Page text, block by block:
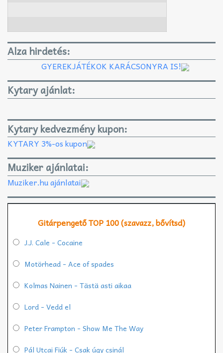
Alza hirdetés:
GYEREKJÁTÉKOK KARÁCSONYRA IS!
Kytary ajánlat:
Kytary kedvezmény kupon:
KYTARY 3%-os kupon
Muziker ajánlatai:
Muziker.hu ajánlatai
Gitárpengető TOP 100 (szavazz, bővítsd)
J.J. Cale - Cocaine
Motörhead - Ace of spades
Kolmas Nainen - Tästä asti aikaa
Lord - Vedd el
Peter Frampton - Show Me The Way
Pál Utcai Fiúk - Csak úgy csinál